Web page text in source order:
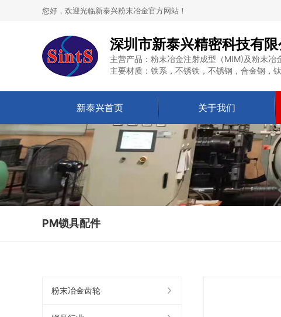
您好，欢迎光临新泰兴粉末冶金官方网站！
深圳市新泰兴精密科技有限
主营产品：粉末冶金注射成型（MIM)及粉末冶
主要材质：铁系，不锈铁，不锈钢，合金钢，
新泰兴首页 关于我们
PM锁具配件
粉末冶金齿轮